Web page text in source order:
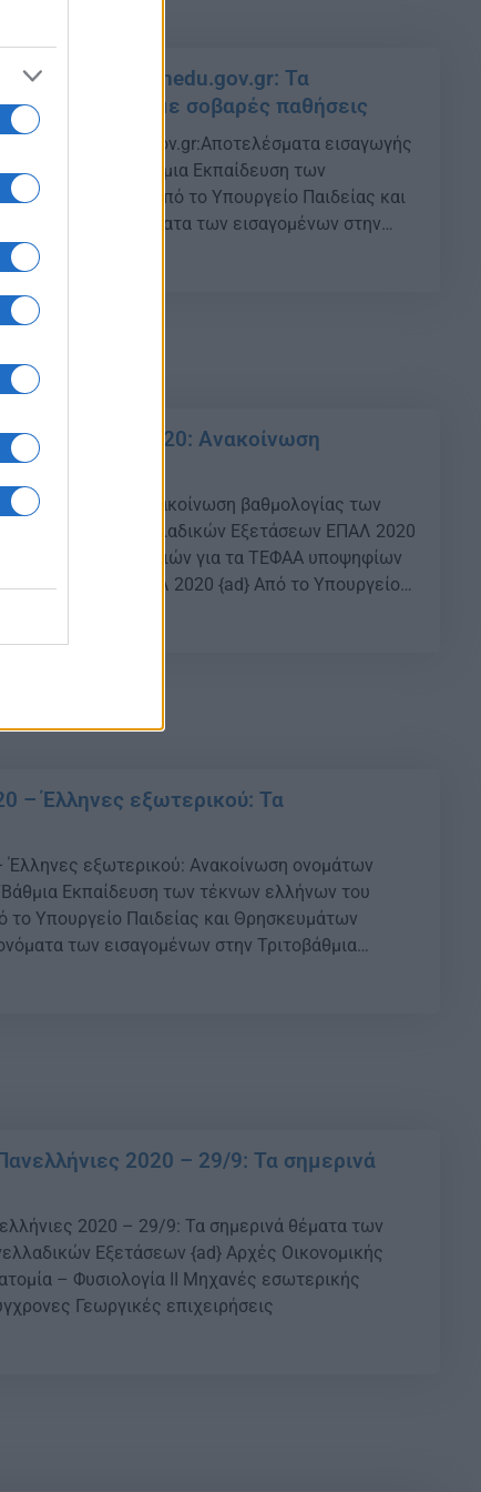
– Results.it.minedu.gov.gr: Τα
υποψηφίων με σοβαρές παθήσεις
Results.it.minedu.gov.gr:Αποτελέσματα εισαγωγής
στην Τριτοβάθμια Εκπαίδευση των
παθήσεις {ad} Από το Υπουργείο Παιδείας και
τα ονόματα των εισαγομένων στην
υποψηφίων με σοβαρές παθήσεις για το
2021. Τα ανωτέρω αποτελέσματα είναι
από το διαδίκτυο (στην ιστοσελίδα
[…]
2020: Ανακοίνωση
υποψηφίων
2020: Ανακοίνωση βαθμολογίας των
Πανελλαδικών Εξετάσεων ΕΠΑΛ 2020
πρακτικών δοκιμασιών για τα ΤΕΦΑΑ υποψηφίων
ΓΕΛ και ΕΠΑΛ 2020 {ad} Από το Υπουργείο
– Έλληνες εξωτερικού: Τα
Έλληνες εξωτερικού: Ανακοίνωση ονομάτων
Εκπαίδευση των τέκνων ελλήνων του
το Υπουργείο Παιδείας και Θρησκευμάτων
των εισαγομένων στην Τριτοβάθμια
Ελλήνων του Εξωτερικού, των τέκνων
που υπηρετούν στο εξωτερικό και των Ελλήνων
2020 – 29/9: Τα σημερινά
2020 – 29/9: Τα σημερινά θέματα των
Εξετάσεων {ad} Αρχές Οικονομικής
– Φυσιολογία ΙΙ Μηχανές εσωτερικής
Γεωργικές επιχειρήσεις